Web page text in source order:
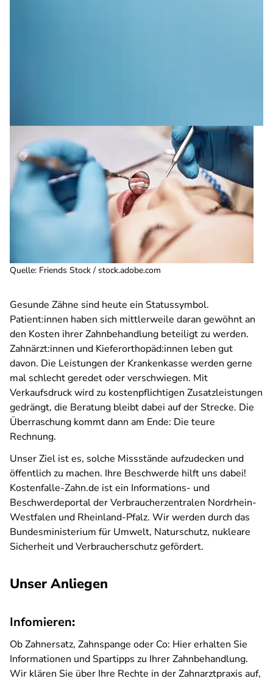
Quelle: Friends Stock / stock.adobe.com
Gesunde Zähne sind heute ein Statussymbol.
Patient:innen haben sich mittlerweile daran gewöhnt an
den Kosten ihrer Zahnbehandlung beteiligt zu werden.
Zahnärzt:innen und Kieferorthopäd:innen leben gut
davon. Die Leistungen der Krankenkasse werden gerne
mal schlecht geredet oder verschwiegen. Mit
Verkaufsdruck wird zu kostenpflichtigen Zusatzleistungen
gedrängt, die Beratung bleibt dabei auf der Strecke. Die
Überraschung kommt dann am Ende: Die teure
Rechnung.
Unser Ziel ist es, solche Missstände aufzudecken und
öffentlich zu machen. Ihre Beschwerde hilft uns dabei!
Kostenfalle-Zahn.de ist ein Informations- und
Beschwerdeportal der Verbraucherzentralen Nordrhein-
Westfalen und Rheinland-Pfalz. Wir werden durch das
Bundesministerium für Umwelt, Naturschutz, nukleare
Sicherheit und Verbraucherschutz gefördert.
Unser Anliegen
Infomieren:
Ob Zahnersatz, Zahnspange oder Co: Hier erhalten Sie
Informationen und Spartipps zu Ihrer Zahnbehandlung.
Wir klären Sie über Ihre Rechte in der Zahnarztpraxis auf,